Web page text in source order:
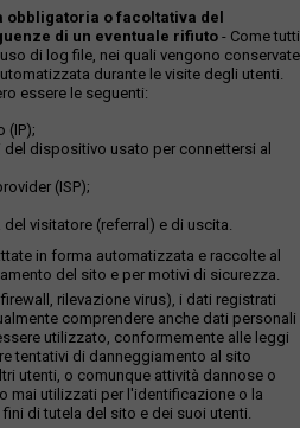
o facoltativa del
di un eventuale rifiuto - Come tutti
di log file, nei quali vengono conservate
durante le visite degli utenti.
essere le seguenti:
(IP);
dispositivo usato per connettersi al
(ISP);
visitatore (referral) e di uscita.
in forma automatizzata e raccolte al
del sito e per motivi di sicurezza.
rilevazione virus), i dati registrati
comprendere anche dati personali
utilizzato, conformemente alle leggi
tentativi di danneggiamento al sito
utenti, o comunque attività dannose o
mai utilizzati per l'identificazione o la
di tutela del sito e dei suoi utenti.